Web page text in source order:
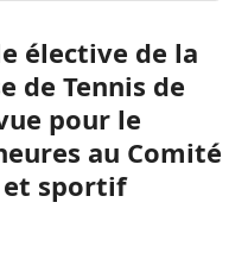
élective de la
de Tennis de
pour le
au Comité
sportif